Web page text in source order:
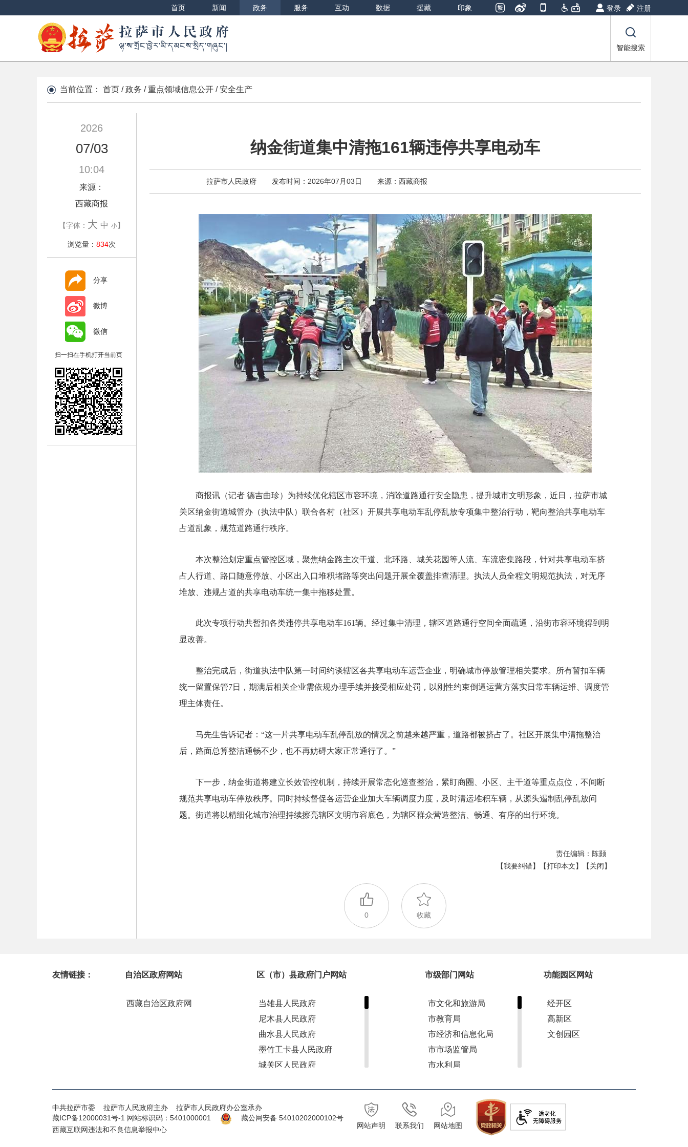
登录 注册
首页 新闻 政务 服务 互动 数据 援藏 印象
智能搜索
当前位置： 首页 /政务 /重点领域信息公开 /安全生产
2026
07/03
10:04
来源：
西藏商报
【字体： 大 中 小】
浏览量： 834次
分享
微博
微信
扫一扫在手机打开当前页
纳金街道集中清拖161辆违停共享电动车
拉萨市人民政府 发布时间：2026年07月03日 来源：西藏商报
商报讯（记者 德吉曲珍）为持续优化辖区市容环境，消除道路通行安全隐患，提升城市文明形象，近日，拉萨市城
关区纳金街道城管办（执法中队）联合各村（社区）开展共享电动车乱停乱放专项集中整治行动，靶向整治共享电动车
占道乱象，规范道路通行秩序。
本次整治划定重点管控区域，聚焦纳金路主次干道、北环路、城关花园等人流、车流密集路段，针对共享电动车挤
占人行道、路口随意停放、小区出入口堆积堵路等突出问题开展全覆盖排查清理。执法人员全程文明规范执法，对无序
堆放、违规占道的共享电动车统一集中拖移处置。
此次专项行动共暂扣各类违停共享电动车161辆。经过集中清理，辖区道路通行空间全面疏通，沿街市容环境得到明
显改善。
整治完成后，街道执法中队第一时间约谈辖区各共享电动车运营企业，明确城市停放管理相关要求。所有暂扣车辆
统一留置保管7日，期满后相关企业需依规办理手续并接受相应处罚，以刚性约束倒逼运营方落实日常车辆运维、调度管
理主体责任。
马先生告诉记者：“这一片共享电动车乱停乱放的情况之前越来越严重，道路都被挤占了。社区开展集中清拖整治
后，路面总算整洁通畅不少，也不再妨碍大家正常通行了。”
下一步，纳金街道将建立长效管控机制，持续开展常态化巡查整治，紧盯商圈、小区、主干道等重点点位，不间断
规范共享电动车停放秩序。同时持续督促各运营企业加大车辆调度力度，及时清运堆积车辆，从源头遏制乱停乱放问
题。街道将以精细化城市治理持续擦亮辖区文明市容底色，为辖区群众营造整洁、畅通、有序的出行环境。
责任编辑：陈颢
【我要纠错】
【打印本文】 【关闭】
0 收藏
友情链接： 自治区政府网站 区（市）县政府门户网站 市级部门网站 功能园区网站
西藏自治区政府网
当雄县人民政府
尼木县人民政府
曲水县人民政府
墨竹工卡县人民政府
城关区人民政府
堆龙德庆区人民政府
市文化和旅游局
市教育局
市经济和信息化局
市市场监管局
市水利局
市林业和草原局
市自然资源局
经开区
高新区
文创园区
中共拉萨市委 拉萨市人民政府主办 拉萨市人民政府办公室承办
藏ICP备12000031号-1 网站标识码：5401000001
藏公网安备 54010202000102号
西藏互联网违法和不良信息举报中心
网站声明 联系我们 网站地图